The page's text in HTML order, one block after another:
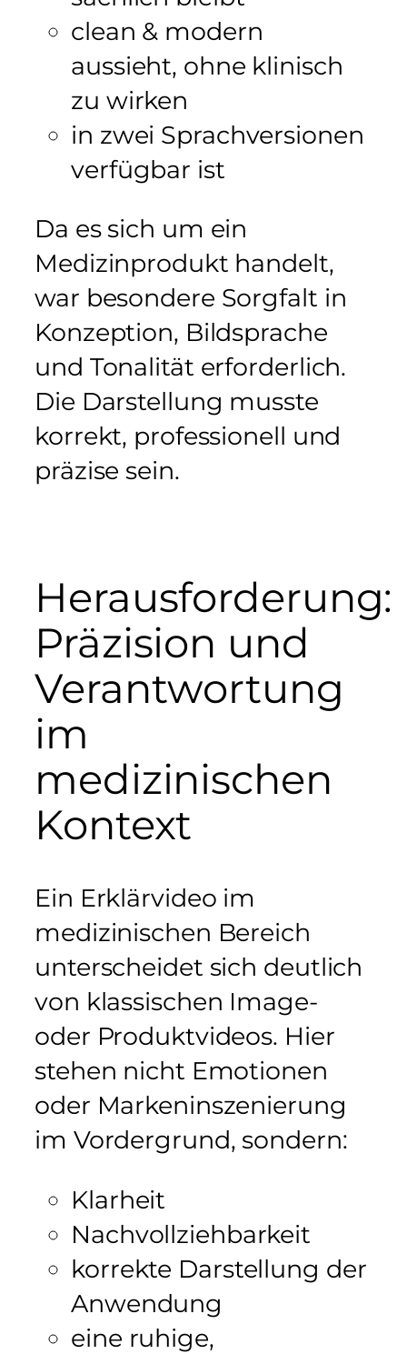
clean & modern
aussieht, ohne klinisch
zu wirken
in zwei Sprachversionen
verfügbar ist
Da es sich um ein
Medizinprodukt handelt,
war besondere Sorgfalt in
Konzeption, Bildsprache
und Tonalität erforderlich.
Die Darstellung musste
korrekt, professionell und
präzise sein.
Herausforderung:
Präzision und
Verantwortung
im
medizinischen
Kontext
Ein Erklärvideo im
medizinischen Bereich
unterscheidet sich deutlich
von klassischen Image-
oder Produktvideos. Hier
stehen nicht Emotionen
oder Markeninszenierung
im Vordergrund, sondern:
Klarheit
Nachvollziehbarkeit
korrekte Darstellung der
Anwendung
eine ruhige,